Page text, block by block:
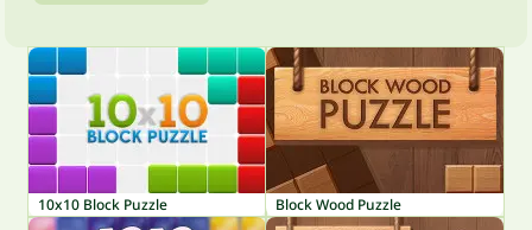
10x10 Block Puzzle Block Wood Puzzle